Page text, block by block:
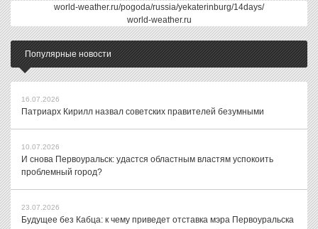
world-weather.ru/pogoda/russia/yekaterinburg/14days/
world-weather.ru
Популярные новости
16.07.2026
Патриарх Кирилл назвал советских правителей безумными
10.07.2026
И снова Первоуральск: удастся областным властям успокоить
проблемный город?
23.07.2026
Будущее без Кабца: к чему приведет отставка мэра Первоуральска